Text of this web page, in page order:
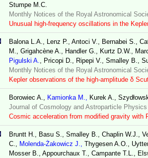
Stumpe M.C.
Monthly Notices of the Royal Astronomical
Unusual high-frequency oscillations in the
Balona L.A., Lenz P., Antoci V., Bernabei S.,
M., Grigahcène A., Handler G., Kurtz D.W.,
Pigulski A., Pricopi D., Ripepi V., Smalley B.,
Monthly Notices of the Royal Astronomical
Kepler observations of the high-amplitude δ
Borowiec A., Kamionka M., Kurek A.,
Journal of Cosmology and Astroparticle
Cosmic acceleration from modified gravity with
Bruntt H., Basu S., Smalley B., Chaplin W.J.,
C., Molenda-Żakowicz J., Thygesen A.O.,
Mosser B., Appourchaux T., Campante T.L.,